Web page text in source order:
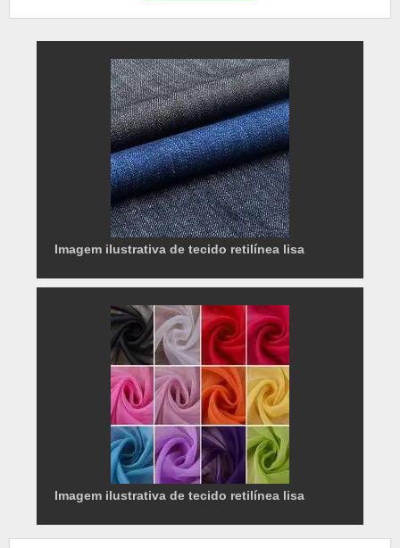
Imagem ilustrativa de tecido retilínea lisa
Imagem ilustrativa de tecido retilínea lisa